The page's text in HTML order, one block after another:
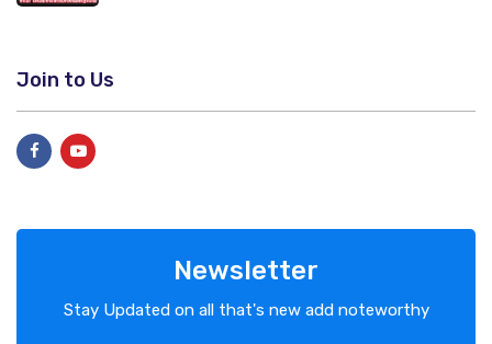
Join to Us
Newsletter
Stay Updated on all that's new add noteworthy